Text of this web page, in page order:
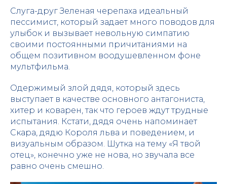
Слуга-друг Зеленая черепаха идеальный
пессимист, который задает много поводов для
улыбок и вызывает невольную симпатию
своими постоянными причитаниями на
общем позитивном воодушевленном фоне
мультфильма.
Одержимый злой дядя, который здесь
выступает в качестве основного антагониста,
хитер и коварен, так что героев ждут трудные
испытания. Кстати, дядя очень напоминает
Скара, дядю Короля льва и поведением, и
визуальным образом. Шутка на тему «Я твой
отец», конечно уже не нова, но звучала все
равно очень смешно.